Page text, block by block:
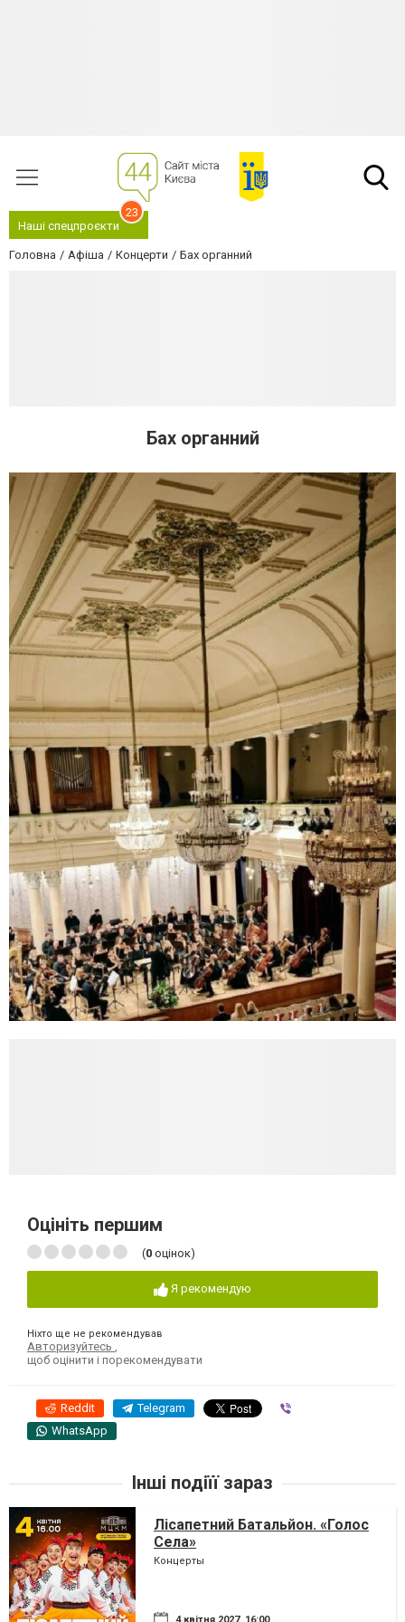
Наші спецпроєкти
23
Головна Афіша Концерти Бах органний
Бах органний
Оцініть першим
(0 оцінок)
Я рекомендую
Ніхто ще не рекомендував
Авторизуйтесь
щоб оцінити і порекомендувати
Reddit Telegram
WhatsApp
Інші подіїї зараз
Лісапетний Батальйон. «Голос
Села»
Концерты
4 квітня 2027, 16:00